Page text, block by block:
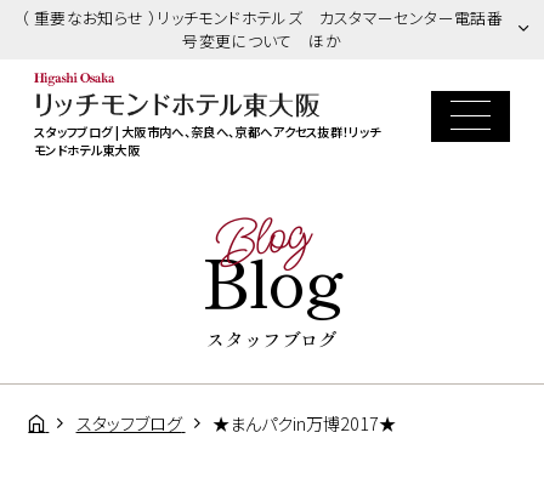
（ 重要なお知らせ ）リッチモンドホテルズ カスタマーセンター電話番
号変更について ほか
スタッフブログ | 大阪市内へ、奈良へ、京都へアクセス抜群！リッチ
モンドホテル東大阪
Blog
Blog
スタッフブログ
スタッフブログ ★まんパクin万博2017★